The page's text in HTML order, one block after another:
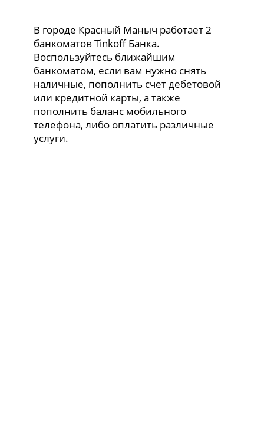
В городе Красный Маныч работает 2
банкоматов Tinkoff Банка.
Воспользуйтесь ближайшим
банкоматом, если вам нужно снять
наличные, пополнить счет дебетовой
или кредитной карты, а также
пополнить баланс мобильного
телефона, либо оплатить различные
услуги.